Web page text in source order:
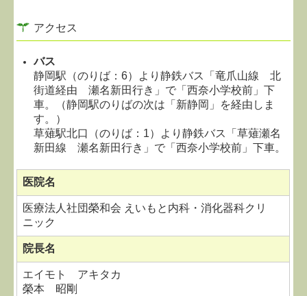
アクセス
バス
静岡駅（のりば：6）より静鉄バス「竜爪山線 北
街道経由 瀬名新田行き」で「西奈小学校前」下
車。（静岡駅のりばの次は「新静岡」を経由しま
す。）
草薙駅北口（のりば：1）より静鉄バス「草薙瀬名
新田線 瀬名新田行き」で「西奈小学校前」下車。
医院名
医療法人社団榮和会 えいもと内科・消化器科クリ
ニック
院長名
エイモト アキタカ
榮本 昭剛